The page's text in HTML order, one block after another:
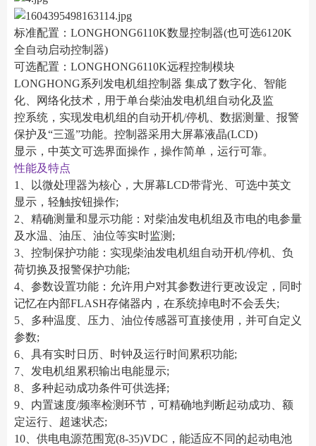
标准配置：LONGHONG6110K数显控制器(也可选6120K
全自动启动控制器)
可选配置：LONGHONG6110K远程控制模块
LONGHONG系列发电机组控制器 集成了数字化、智能
化、网络化技术，用于单台柴油发电机组自动化及监
控系统，实现发电机组的自动开机/停机、数据测量、报警
保护及“三遥”功能。控制器采用大屏幕液晶(LCD)
显示，中英文可选界面操作，操作简单，运行可靠。
性能及特点
1、以微处理器为核心，大屏幕LCD带背光、可选中英文
显示，轻触按钮操作;
2、精确测量和显示功能：对柴油发电机组及市电的电参量
及水温、油压、油位等实时监测;
3、控制保护功能：实现柴油发电机组自动开机/停机、负
荷切换及报警保护功能;
4、参数设置功能：允许用户对其参数进行更改设定，同时
记忆在内部FLASH存储器内，在系统掉电时不会丢失;
5、多种温度、压力、油位传感器可直接使用，并可自定义
参数;
6、具有实时日历、时钟及运行时间累积功能;
7、发电机组累积输出电能显示;
8、多种起动成功条件可供选择;
9、内置速度/频率检测环节，可精确地判断起动成功、额
定运行、超速状态;
10、供电电源范围宽(8-35)VDC，能适应不同的起动电池